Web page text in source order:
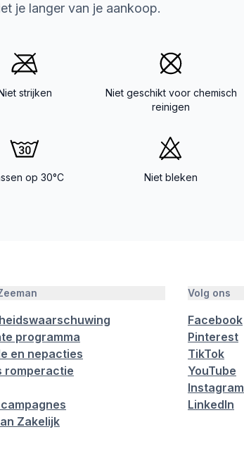
je langer van je aankoop.
strijken
Niet geschikt voor chemisch
reinigen
op 30°C Niet bleken
programma
en nepacties
romperactie
Zakelijk
Volg ons
Facebook
Pinterest
TikTok
YouTube
Instagram
LinkedIn